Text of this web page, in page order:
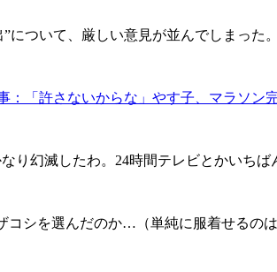
ついて、厳しい意見が並んでしまった。
：「許さないからな」やす子、マラソ
り幻滅したわ。24時間テレビとかいち
コシを選んだのか…（単純に服着せるの